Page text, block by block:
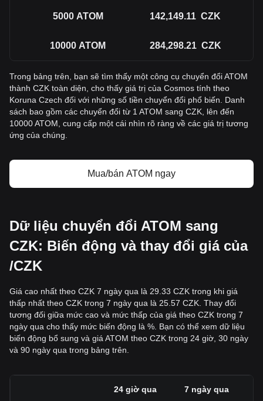
5000 ATOM 142,149.11 CZK
10000 ATOM 284,298.21 CZK
Trong bảng trên, bạn sẽ tìm thấy một công cụ chuyển đổi ATOM
thành CZK toàn diện, cho thấy giá trị của Cosmos tính theo
Koruna Czech đối với những số tiền chuyển đổi phổ biến. Danh
sách bao gồm các chuyển đổi từ 1 ATOM sang CZK, lên đến
10000 ATOM, cung cấp một cái nhìn rõ ràng về các giá trị tương
ứng của chúng.
Mua/bán ATOM ngay
Dữ liệu chuyển đổi ATOM sang
CZK: Biến động và thay đổi giá của
/CZK
Giá cao nhất theo CZK 7 ngày qua là 29.33 CZK trong khi giá
thấp nhất theo CZK trong 7 ngày qua là 25.57 CZK. Thay đổi
tương đối giữa mức cao và mức thấp của giá theo CZK trong 7
ngày qua cho thấy mức biến động là %. Bạn có thể xem dữ liệu
biến động bổ sung và giá ATOM theo CZK trong 24 giờ, 30 ngày
và 90 ngày qua trong bảng trên.
24 giờ qua 7 ngày qua